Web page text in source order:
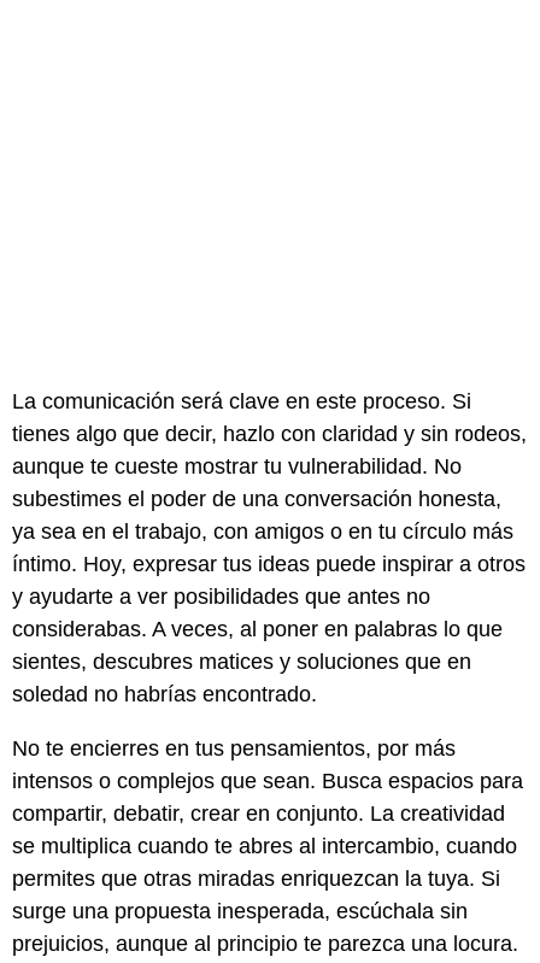
La comunicación será clave en este proceso. Si
tienes algo que decir, hazlo con claridad y sin rodeos,
aunque te cueste mostrar tu vulnerabilidad. No
subestimes el poder de una conversación honesta,
ya sea en el trabajo, con amigos o en tu círculo más
íntimo. Hoy, expresar tus ideas puede inspirar a otros
y ayudarte a ver posibilidades que antes no
considerabas. A veces, al poner en palabras lo que
sientes, descubres matices y soluciones que en
soledad no habrías encontrado.
No te encierres en tus pensamientos, por más
intensos o complejos que sean. Busca espacios para
compartir, debatir, crear en conjunto. La creatividad
se multiplica cuando te abres al intercambio, cuando
permites que otras miradas enriquezcan la tuya. Si
surge una propuesta inesperada, escúchala sin
prejuicios, aunque al principio te parezca una locura.